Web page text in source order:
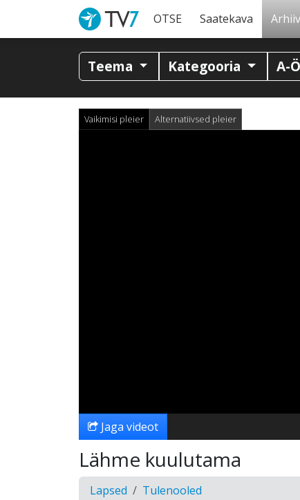
OTSE Saatekava Arhiiv
Teema Kategooria A-
Vaikimisi pleier Alternatiivsed pleier
Jaga videot
Lähme kuulutama
Lapsed Tulenooled